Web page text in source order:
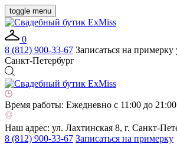
toggle menu
0
8 (812) 900-33-67 Записаться на примерку
Санкт-Петербург
Время работы: Ежедневно с 11:00 до 21:00
Наш адрес: ул. Лахтинская 8, г. Санкт-
8 (812) 900-33-67 Записаться на примерку